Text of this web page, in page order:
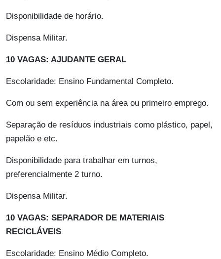
Disponibilidade de horário.
Dispensa Militar.
10 VAGAS: AJUDANTE GERAL
Escolaridade: Ensino Fundamental Completo.
Com ou sem experiência na área ou primeiro emprego.
Separação de resíduos industriais como plástico, papel,
papelão e etc.
Disponibilidade para trabalhar em turnos,
preferencialmente 2 turno.
Dispensa Militar.
10 VAGAS: SEPARADOR DE MATERIAIS
RECICLÁVEIS
Escolaridade: Ensino Médio Completo.